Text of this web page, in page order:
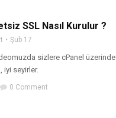
SSL Nasıl Kurulur ?
Şub 17
sizlere cPanel
iyi seyirler.
0 Comment